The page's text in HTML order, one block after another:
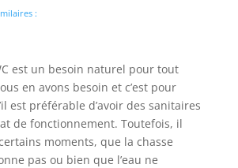
:
est un besoin naturel pour tout
en avons besoin et c’est pour
est préférable d’avoir des sanitaires
de fonctionnement. Toutefois, il
moments, que la chasse
pas ou bien que l’eau ne